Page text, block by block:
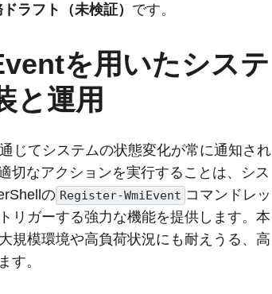
ラフト（未検証） です。
を用いたシステ
と運用
じてシステムの状態変化が常に通知され
切なアクションを実行することは、シス
の Register-WmiEvent コマンドレッ
リガーする強力な機能を提供します。本
規模環境や高負荷状況にも耐えうる、高
す。